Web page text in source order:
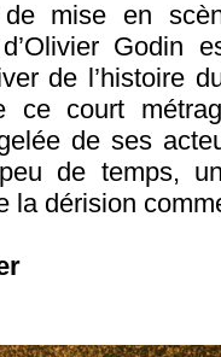
de mise en
d’Olivier Godin
de l’histoire
ce court
de ses
de temps,
la dérision